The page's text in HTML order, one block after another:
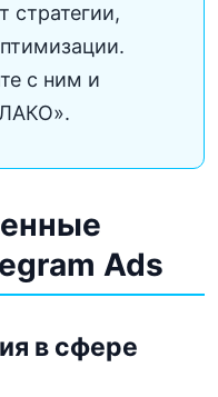
стратегии,
с ним и
Ads
в сфере